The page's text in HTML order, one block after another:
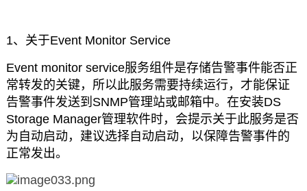
1、关于Event Monitor Service
Event monitor service服务组件是存储告警事件能否正
常转发的关键，所以此服务需要持续运行，才能保证
告警事件发送到SNMP管理站或邮箱中。在安装DS
Storage Manager管理软件时，会提示关于此服务是否
为自动启动，建议选择自动启动，以保障告警事件的
正常发出。